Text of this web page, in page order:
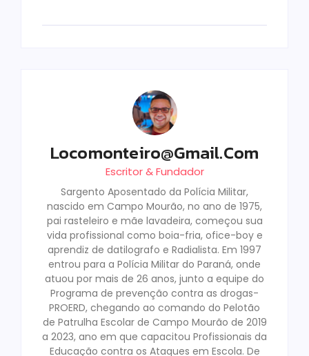
Locomonteiro@gmail.com
Escritor & Fundador
Sargento Aposentado da Polícia Militar,
nascido em Campo Mourão, no ano de 1975,
pai rasteleiro e mãe lavadeira, começou sua
vida profissional como boia-fria, ofice-boy e
aprendiz de datilografo e Radialista. Em 1997
entrou para a Polícia Militar do Paraná, onde
atuou por mais de 26 anos, junto a equipe do
Programa de prevenção contra as drogas-
PROERD, chegando ao comando do Pelotão
de Patrulha Escolar de Campo Mourão de 2019
a 2023, ano em que capacitou Profissionais da
Educação contra os Ataques em Escola. De